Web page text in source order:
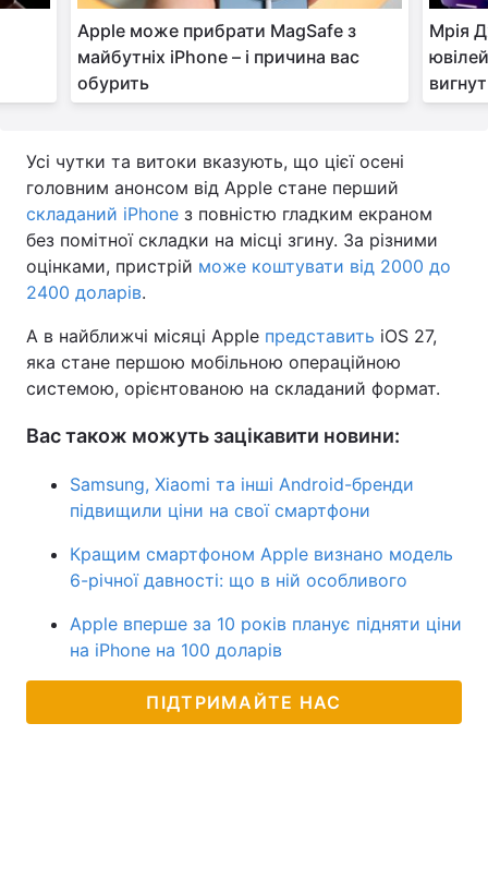
Apple може прибрати MagSafe з
майбутніх iPhone – і причина вас
обурить
Мрія
Усі чутки та витоки вказують, що цієї осені
головним анонсом від Apple стане перший
складаний iPhone з повністю гладким екраном
без помітної складки на місці згину. За різними
оцінками, пристрій може коштувати від 2000 до
2400 доларів.
А в найближчі місяці Apple представить iOS 27,
яка стане першою мобільною операційною
системою, орієнтованою на складаний формат.
Вас також можуть зацікавити новини:
Samsung, Xiaomi та інші Android-бренди
підвищили ціни на свої смартфони
Кращим смартфоном Apple визнано модель
6-річної давності: що в ній особливого
Apple вперше за 10 років планує підняти ціни
на iPhone на 100 доларів
ПІДТРИМАЙТЕ НАС